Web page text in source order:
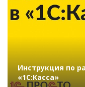
Инструкция по
«1С:Касса»